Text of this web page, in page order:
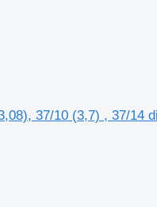
37/10 (3,7) , 37/14